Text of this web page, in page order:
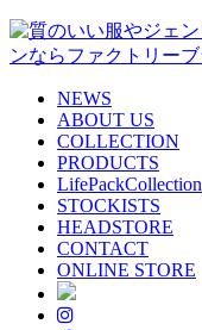
NEWS
ABOUT US
COLLECTION
PRODUCTS
LifePackCollection
STOCKISTS
HEADSTORE
CONTACT
ONLINE STORE